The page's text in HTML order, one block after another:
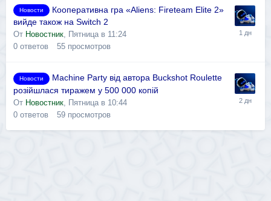
Новости
Кооперативна гра «Aliens: Fireteam Elite 2»
вийде також на Switch 2
От Новостник, Пятница в 11:24
0 ответов 55 просмотров
Новости
Machine Party від автора Buckshot Roulette
розійшлася тиражем у 500 000 копій
От Новостник Пятница в 10:44
0 ответов 59 просмотров